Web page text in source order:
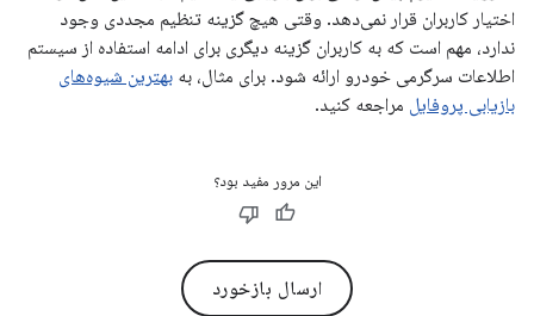
اختیار کاربران قرار نمی‌دهد. وقتی هیچ گزینه تنظیم مجددی وجود
ندارد، مهم است که به کاربران گزینه دیگری برای ادامه استفاده از سیستم
اطلاعات سرگرمی خودرو ارائه شود. برای مثال، به بهترین شیوه‌های
بازیابی پروفایل مراجعه کنید.
این مرور مفید بود؟
ارسال بازخورد